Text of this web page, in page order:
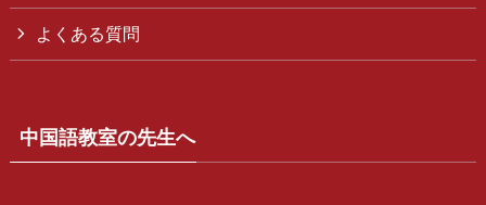
よくある質問
中国語教室の先生へ